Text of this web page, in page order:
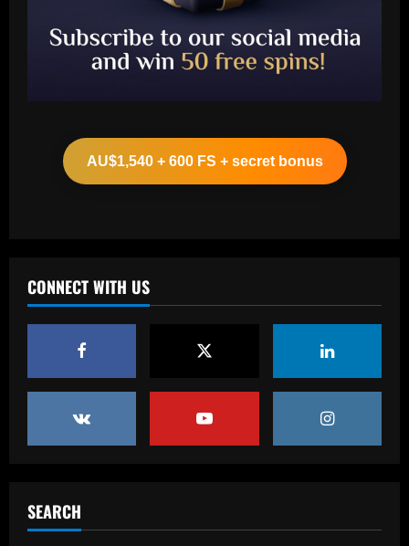
AU$1,540 + 600 FS + secret bonus
CONNECT WITH US
SEARCH
2
3
semifinal da Copa do Brasil
12/09/2025
'F off to all of them!' – Enzo Maresca lets
rip at Chelsea doubters in surprise
outburst after guiding club back into
the Champions League
12/09/2025